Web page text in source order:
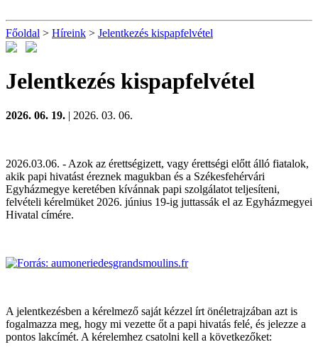
Főoldal > Híreink > Jelentkezés kispapfelvétel
Jelentkezés kispapfelvétel
2026. 06. 19. | 2026. 03. 06.
2026.03.06. - Azok az érettségizett, vagy érettségi előtt álló fiatalok,
akik papi hivatást éreznek magukban és a Székesfehérvári
Egyházmegye keretében kívánnak papi szolgálatot teljesíteni,
felvételi kérelmüket 2026. június 19-ig juttassák el az Egyházmegyei
Hivatal címére.
A jelentkezésben a kérelmező saját kézzel írt önéletrajzában azt is
fogalmazza meg, hogy mi vezette őt a papi hivatás felé, és jelezze a
pontos lakcímét. A kérelemhez csatolni kell a következőket: